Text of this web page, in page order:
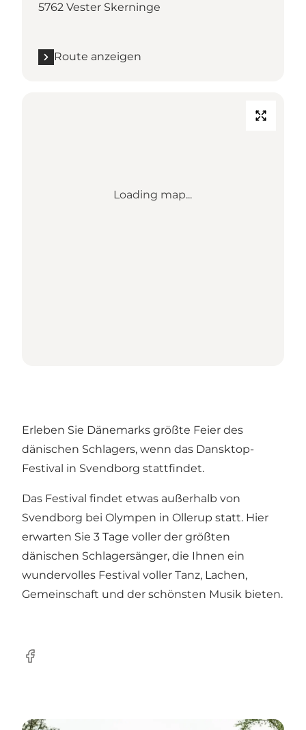
5762 Vester Skerninge
Route anzeigen
Loading map...
Erleben Sie Dänemarks größte Feier des
dänischen Schlagers, wenn das Dansktop-
Festival in Svendborg stattfindet.
Das Festival findet etwas außerhalb von
Svendborg bei Olympen in Ollerup statt. Hier
erwarten Sie 3 Tage voller der größten
dänischen Schlagersänger, die Ihnen ein
wundervolles Festival voller Tanz, Lachen,
Gemeinschaft und der schönsten Musik bieten.
Facebook